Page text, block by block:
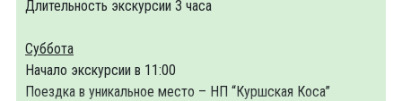
Длительность экскурсии 3 часа
Суббота
Начало экскурсии в 11:00
Поездка в уникальное место – НП “Куршская Коса”